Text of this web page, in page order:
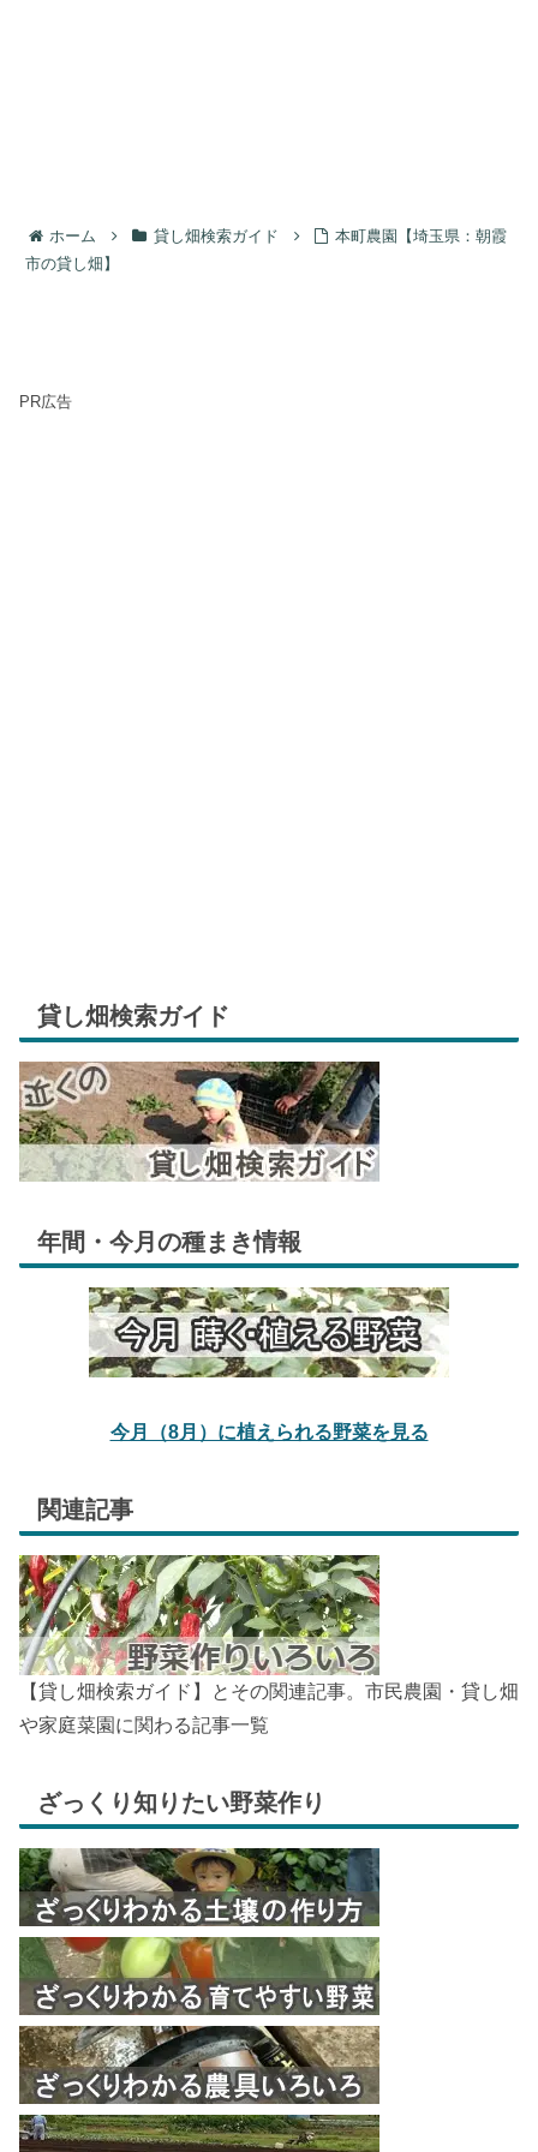
ホーム 貸し畑検索ガイド
本町農園【埼玉県：朝霞
市の貸し畑】
PR広告
貸し畑検索ガイド
年間・今月の種まき情報
今月（8月）に植えられる野菜を見る
関連記事
【貸し畑検索ガイド】とその関連記事。市民農園・貸し畑
や家庭菜園に関わる記事一覧
ざっくり知りたい野菜作り